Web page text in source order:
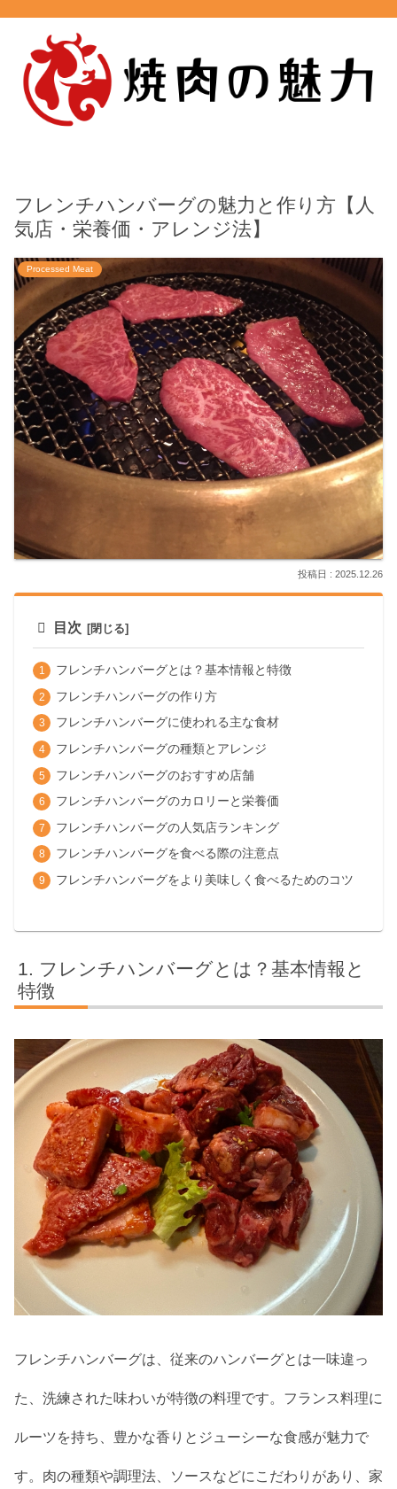
フレンチハンバーグの魅力と作り方【人
気店・栄養価・アレンジ法】
Processed Meat
2025.12.26
目次
フレンチハンバーグとは？基本情報と特徴
フレンチハンバーグの作り方
フレンチハンバーグに使われる主な食材
フレンチハンバーグの種類とアレンジ
フレンチハンバーグのおすすめ店舗
フレンチハンバーグのカロリーと栄養価
フレンチハンバーグの人気店ランキング
フレンチハンバーグを食べる際の注意点
フレンチハンバーグをより美味しく食べるためのコツ
フレンチハンバーグとは？基本情報と
特徴
フレンチハンバーグは、従来のハンバーグとは一味違っ
た、洗練された味わいが特徴の料理です。フランス料理に
ルーツを持ち、豊かな香りとジューシーな食感が魅力で
す。肉の種類や調理法、ソースなどにこだわりがあり、家